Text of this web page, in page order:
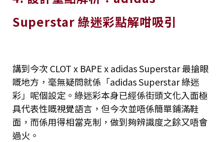
Superstar 綠迷彩點解咁吸引
講到今次 CLOT x BAPE x adidas Superstar 最搶眼
嘅地方，毫無疑問就係「adidas Superstar 綠迷
彩」呢個設定。綠迷彩本身已經係街頭文化入面極
具代表性嘅視覺語言，但今次並唔係簡單鋪滿鞋
面，而係用得相當克制，做到夠辨識度之餘又唔會
過火。